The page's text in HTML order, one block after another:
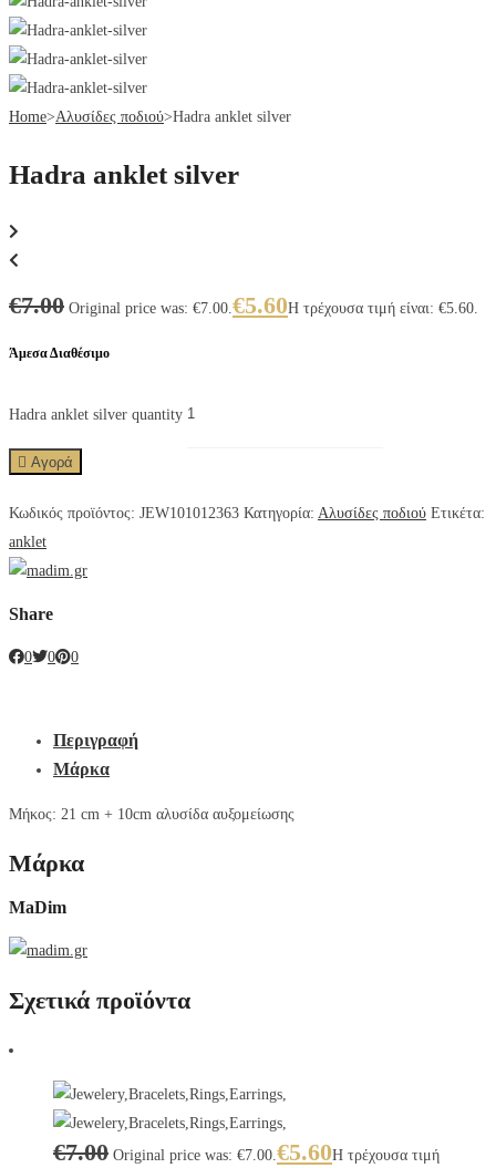
Home>Αλυσίδες ποδιού>Hadra anklet silver
Hadra anklet silver
€7.00 Original price was: €7.00. €5.60Η τρέχουσα τιμή είναι: €5.60.
Άμεσα Διαθέσιμο
Hadra anklet silver quantity
Αγορά
Κωδικός προϊόντος: JEW101012363 Κατηγορία: Αλυσίδες ποδιού Ετικέτα:
anklet
Share
0 0 0
Περιγραφή
Μάρκα
Μήκος: 21 cm + 10cm αλυσίδα αυξομείωσης
Μάρκα
MaDim
Σχετικά προϊόντα
€7.00 Original price was: €7.00.€5.60Η τρέχουσα τιμή